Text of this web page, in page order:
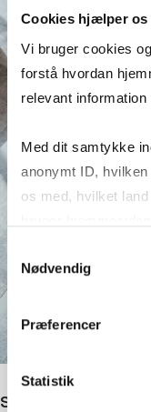
Cookies hjælper os
Vi bruger cookies
forstå hvordan
relevant
Med dit samtykke
anonymt ID,
os med, hvilket
markedsføring. Du
Nødvendig
Præferencer
Statistik
Se alle kurser på